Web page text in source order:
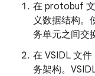
在 protobuf
义数据结构。
务单元之间交
在 VSIDL 文
务架构。